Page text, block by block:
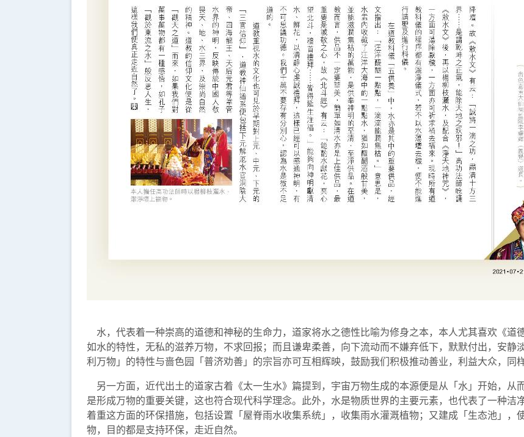
水，代表着一种崇高的道德和神秘的生命力，道家将水之德性比喻为修身之本，本人尤其喜欢《道
如水的特性，无私的滋养万物，不求回报；而且谦卑柔善，向下流动而不嫌弃低下，默默付出，安
利万物」的特性与啬色园「普济劝善」的宗旨亦可互相辉映，鼓励我们积极推动善业，利益大众，同
另一方面，近代出土的道家古着《太一生水》篇提到，宇宙万物生成的本源便是从「水」开始，从
是形成万物的重要关键，这也符合现代科学理念。此外，水是物质世界的主要元素，也代表了一种
着重这方面的环保措施，包括设置「屋脊雨水收集系统」，收集雨水灌溉植物；又建成「生态池」，
物，目的都是支持环保，走近自然。